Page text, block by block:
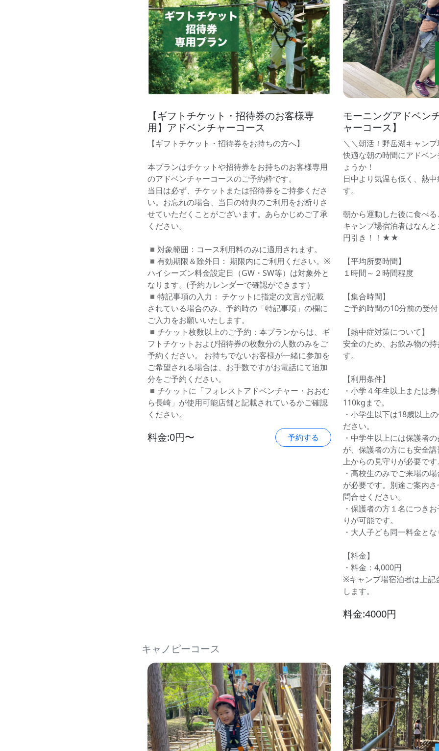
【ギフトチケット・招待券のお客様専
用】アドベンチャーコース
【ギフトチケット・招待券をお持ちの方へ】
本プランはチケットや招待券をお持ちのお客様専用
のアドベンチャーコースのご予約枠です。
当日は必ず、チケットまたは招待券をご持参くださ
い。お忘れの場合、当日の特典のご利用をお断りさ
せていただくことがございます。あらかじめご了承
ください。
◾️対象範囲：コース利用料のみに適用されます。
◾️有効期限＆除外日： 期限内にご利用ください。※
ハイシーズン料金設定日（GW・SW等）は対象外と
なります。(予約カレンダーで確認ができます）
◾️特記事項の入力： チケットに指定の文言が記載
されている場合のみ、予約時の「特記事項」の欄に
ご入力をお願いいたします。
◾️チケット枚数以上のご予約：本プランからは、ギ
フトチケットおよび招待券の枚数分の人数のみをご
予約ください。 お持ちでないお客様が一緒に参加を
ご希望される場合は、お手数ですがお電話にて追加
分をご予約ください。
◾️チケットに「フォレストアドベンチャー・おおむ
ら長崎」が使用可能店舗と記載されているかご確認
ください。
料金:0円〜 予約する
モーニングアドベン
ャーコース】
＼＼朝活！野岳湖キャン
快適な朝の時間にアドベ
ょうか！
日中より気温も低く、熱
す。
朝から運動した後に食べ
キャンプ場宿泊者はなん
円引き！！★★
【平均所要時間】
１時間～２時間程度
【集合時間】
ご予約時間の10分前の受
【熱中症対策について】
安全のため、お飲み物の
す。
【利用条件】
・小学４年生以上または
110kgまで。
・小学生以下は18歳以上
ださい。
・中学生以上には保護者
が、保護者の方にも安全
上からの見守りが必要です
・高校生のみでご来場の
が必要です。別途ご案内
問合せください。
・保護者の方１名につき
りが可能です。
・大人子ども同一料金と
【料金】
・料金：4,000円
※キャンプ場宿泊者は上記
します。
料金:4000円
キャノピーコース